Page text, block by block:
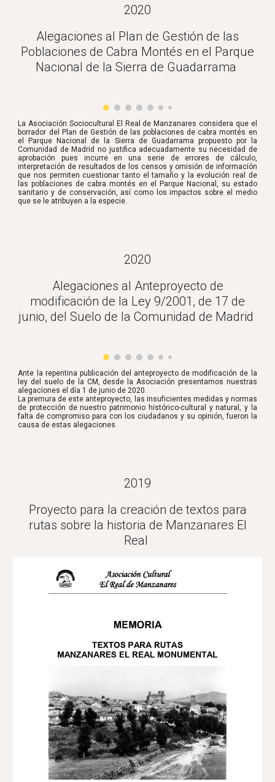
2020
Alegaciones al Plan de Gestión de las
Poblaciones de Cabra Montés en el Parque
Nacional de la Sierra de Guadarrama
La Asociación Sociocultural El Real de Manzanares considera que el
borrador del Plan de Gestión de las poblaciones de cabra montés en
el Parque Nacional de la Sierra de Guadarrama propuesto por la
Comunidad de Madrid no justifica adecuadamente su necesidad de
aprobación pues incurre en una serie de errores de cálculo,
interpretación de resultados de los censos y omisión de información
que nos permiten cuestionar tanto el tamaño y la evolución real de
las poblaciones de cabra montés en el Parque Nacional, su estado
sanitario y de conservación, así como los impactos sobre el medio
que se le atribuyen a la especie.
2020
Alegaciones al Anteproyecto de
modificación de la Ley 9/2001, de 17 de
junio, del Suelo de la Comunidad de Madrid
Ante la repentina publicación del anteproyecto de modificación de la
ley del suelo de la CM, desde la Asociación presentamos nuestras
alegaciones el día 1 de junio de 2020.
La premura de este anteproyecto, las insuficientes medidas y normas
de protección de nuestro patrimonio histórico-cultural y natural, y la
falta de compromiso para con los ciudadanos y su opinión, fueron la
causa de estas alegaciones.
2019
Proyecto para la creación de textos para
rutas sobre la historia de Manzanares El
Real